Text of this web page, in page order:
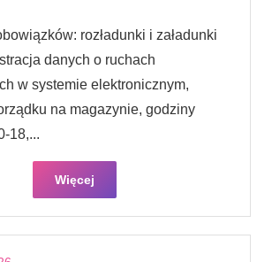
rozładunki i załadunki
danych o ruchach
w systemie elektronicznym,
na magazynie, godziny
18,...
Więcej